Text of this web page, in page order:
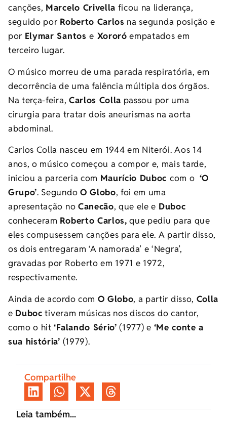
canções, Marcelo Crivella ficou na liderança,
seguido por Roberto Carlos na segunda posição e
por Elymar Santose Xororó empatados em
terceiro lugar.
O músico morreu de uma parada respiratória, em
decorrência de uma falência múltipla dos órgãos.
Na terça-feira, Carlos Colla passou por uma
cirurgia para tratar dois aneurismas na aorta
abdominal.
Carlos Colla nasceu em 1944 em Niterói. Aos 14
anos, o músico começou a compor e, mais tarde,
iniciou a parceria com Maurício Duboc com o ‘O
Grupo’. Segundo O Globo, foi em uma
apresentação no Canecão, que ele e Duboc
conheceram Roberto Carlos, que pediu para que
eles compusessem canções para ele. A partir disso,
os dois entregaram ‘A namorada’ e ‘Negra’,
gravadas por Roberto em 1971 e 1972,
respectivamente.
Ainda de acordo com O Globo, a partir disso, Colla
e Duboc tiveram músicas nos discos do cantor,
como o hit‘Falando Sério’ (1977) e ‘Me conte a
sua história’ (1979).
Compartilhe
Leia também...